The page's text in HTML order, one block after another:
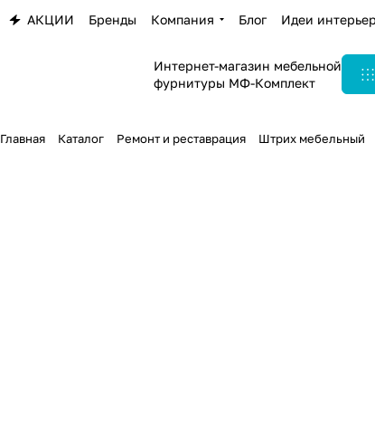
АКЦИИ Бренды Компания Блог Идеи
Интернет-магазин мебельной
фурнитуры МФ-Комплект
Главная Каталог Ремонт и реставрация Штрих мебельный